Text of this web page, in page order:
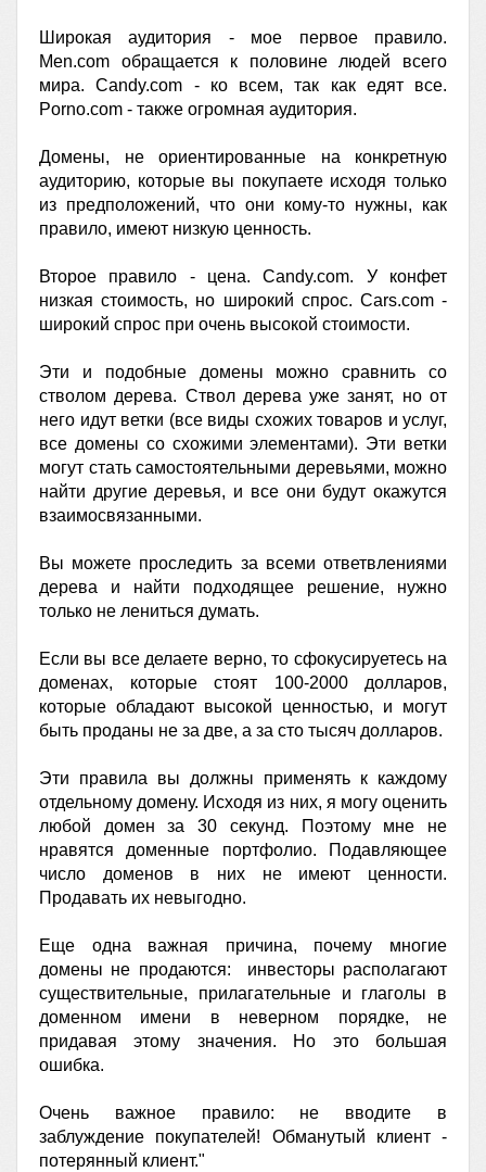
Широкая аудитория - мое первое правило.
Men.com обращается к половине людей всего
мира. Candy.com - ко всем, так как едят все.
Porno.com - также огромная аудитория.
Домены, не ориентированные на конкретную
аудиторию, которые вы покупаете исходя только
из предположений, что они кому-то нужны, как
правило, имеют низкую ценность.
Второе правило - цена. Candy.com. У конфет
низкая стоимость, но широкий спрос. Cars.com -
широкий спрос при очень высокой стоимости.
Эти и подобные домены можно сравнить со
стволом дерева. Ствол дерева уже занят, но от
него идут ветки (все виды схожих товаров и услуг,
все домены со схожими элементами). Эти ветки
могут стать самостоятельными деревьями, можно
найти другие деревья, и все они будут окажутся
взаимосвязанными.
Вы можете проследить за всеми ответвлениями
дерева и найти подходящее решение, нужно
только не лениться думать.
Если вы все делаете верно, то сфокусируетесь на
доменах, которые стоят 100-2000 долларов,
которые обладают высокой ценностью, и могут
быть проданы не за две, а за сто тысяч долларов.
Эти правила вы должны применять к каждому
отдельному домену. Исходя из них, я могу оценить
любой домен за 30 секунд. Поэтому мне не
нравятся доменные портфолио. Подавляющее
число доменов в них не имеют ценности.
Продавать их невыгодно.
Еще одна важная причина, почему многие
домены не продаются: инвесторы располагают
существительные, прилагательные и глаголы в
доменном имени в неверном порядке, не
придавая этому значения. Но это большая
ошибка.
Очень важное правило: не вводите в
заблуждение покупателей! Обманутый клиент -
потерянный клиент."